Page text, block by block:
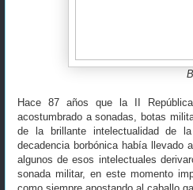
Hace 87 años que la II
acostumbrado a sonadas, botas
de la brillante intelectualidad de
decadencia borbónica había llevado
algunos de esos intelectuales
sonada militar, en este momento